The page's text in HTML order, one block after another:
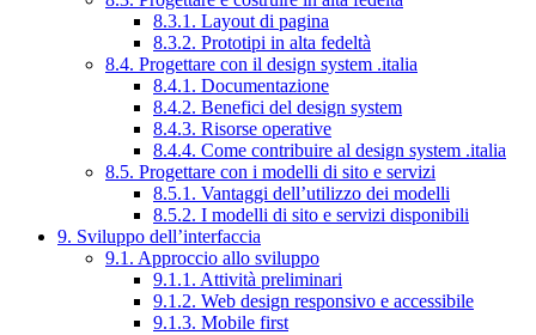
8.3.1. Layout di pagina
8.3.2. Prototipi in alta fedeltà
8.4. Progettare con il design system .italia
8.4.1. Documentazione
8.4.2. Benefici del design system
8.4.3. Risorse operative
8.4.4. Come contribuire al design system .italia
8.5. Progettare con i modelli di sito e servizi
8.5.1. Vantaggi dell’utilizzo dei modelli
8.5.2. I modelli di sito e servizi disponibili
9. Sviluppo dell’interfaccia
9.1. Approccio allo sviluppo
9.1.1. Attività preliminari
9.1.2. Web design responsivo e accessibile
9.1.3. Mobile first